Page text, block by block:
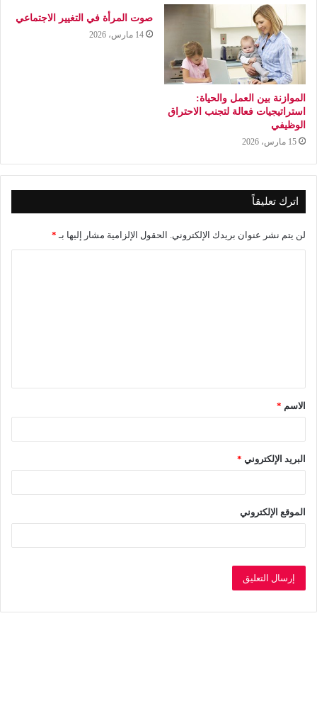
الموازنة بين العمل والحياة:
استراتيجيات فعالة لتجنب الاحتراق
الوظيفي
15 مارس، 2026
صوت المرأة في التغيير الاجتماعي
14 مارس، 2026
اترك تعليقاً
لن يتم نشر عنوان بريدك الإلكتروني. الحقول الإلزامية مشار إليها بـ *
ق
*
الاسم *
البريد الإلكتروني *
الموقع الإلكتروني